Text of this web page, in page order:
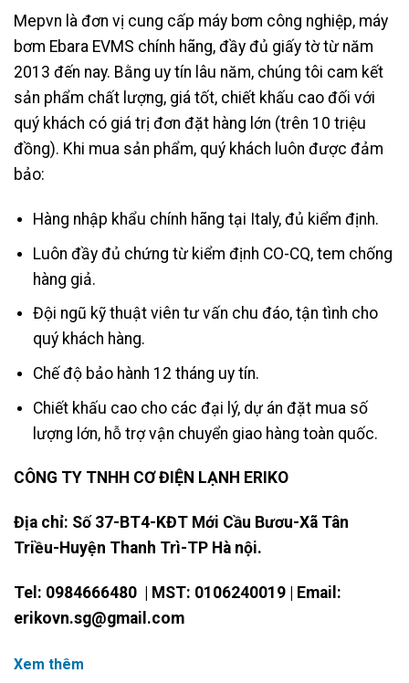
Mepvn là đơn vị cung cấp máy bơm công nghiệp, máy
bơm Ebara EVMS chính hãng, đầy đủ giấy tờ từ năm
2013 đến nay. Bằng uy tín lâu năm, chúng tôi cam kết
sản phẩm chất lượng, giá tốt, chiết khấu cao đối với
quý khách có giá trị đơn đặt hàng lớn (trên 10 triệu
đồng). Khi mua sản phẩm, quý khách luôn được đảm
bảo:
Hàng nhập khẩu chính hãng tại Italy, đủ kiểm định.
Luôn đầy đủ chứng từ kiểm định CO-CQ, tem chống
hàng giả.
Đội ngũ kỹ thuật viên tư vấn chu đáo, tận tình cho
quý khách hàng.
Chế độ bảo hành 12 tháng uy tín.
Chiết khấu cao cho các đại lý, dự án đặt mua số
lượng lớn, hỗ trợ vận chuyển giao hàng toàn quốc.
CÔNG TY TNHH CƠ ĐIỆN LẠNH ERIKO
Địa chỉ: Số 37-BT4-KĐT Mới Cầu Bươu-Xã Tân
Triều-Huyện Thanh Trì-TP Hà nội.
Tel: 0984666480 | MST: 0106240019 | Email:
erikovn.sg@gmail.com
VP – Kho Hàng TP HCM: B22/2 đường Bạch Đằng,
Xem thêm